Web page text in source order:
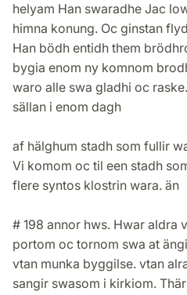
helyam Han swaradhe Jac
himna konung. Oc ginstan
Han bödh entidh them
bygia enom ny komnom
waro alle swa gladhi oc
sällan i enom dagh
af hälghum stadh som fullir
Vi komom oc til een stadh
flere syntos klostrin wara. än
# 198 annor hws. Hwar aldra
portom oc tornom swa at
vtan munka byggilse. vtan
sangir swasom i kirkiom.